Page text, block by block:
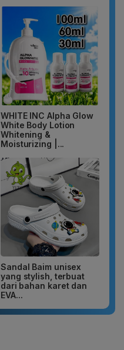
WHITE INC Alpha Glow
White Body Lotion
Whitening &
Moisturizing |...
Sandal Baim unisex
yang stylish, terbuat
dari bahan karet dan
EVA...